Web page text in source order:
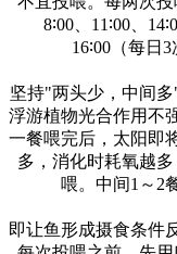
8∶00
11∶00
16∶00 （每日 3
坚持"两头少，中间多
浮游植物光合作用不
一餐喂完后，太阳即
多，消化时耗氧越
喂。中间1 ～ 2
即让鱼形成摄食条件